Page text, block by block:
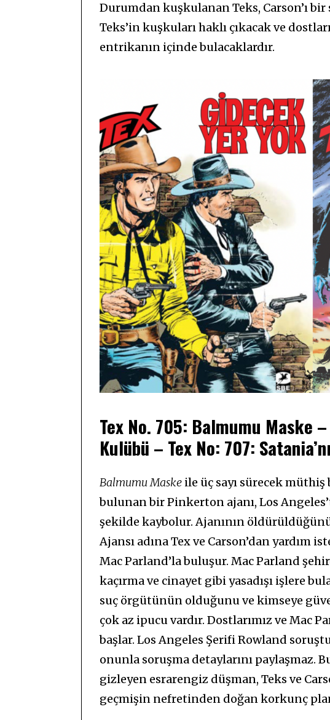
Durumdan kuşkulanan Teks, Carson’ı
Teks’in kuşkuları haklı çıkacak ve
entrikanın içinde bulacaklardır.
Tex No. 705: Balmumu Maske
Kulübü – Tex No: 707:
Balmumu Maske ile üç sayı sürecek
bulunan bir Pinkerton ajanı, Los
şekilde kaybolur. Ajanının
Ajansı adına Tex ve Carson’dan yardım
Mac Parland’la buluşur. Mac Parland
kaçırma ve cinayet gibi yasadışı işlere
suç örgütünün olduğunu ve kimseye
çok az ipucu vardır. Dostlarımız ve Mac
başlar. Los Angeles Şerifi Rowland
onunla soruşma detaylarını paylaşmaz.
gizleyen esrarengiz düşman, Teks ve
geçmişin nefretinden doğan korkunç